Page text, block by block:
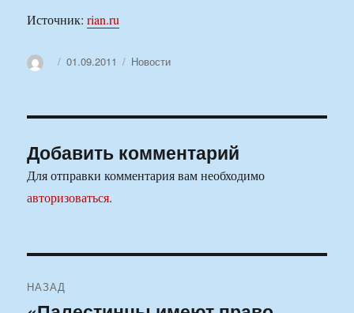
Источник:rian.ru
АвторОпубликовано
01.09.2011 Рубрики
Новости
Добавить комментарий
Для отправки комментария вам необходимо
авторизоваться.
по
НАЗАД